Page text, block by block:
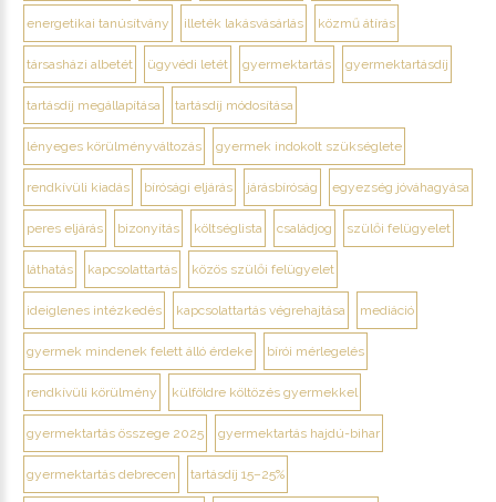
energetikai tanúsítvány illeték lakásvásárlás közmű átírás
társasházi albetét ügyvédi letét gyermektartás gyermektartásdíj
tartásdíj megállapítása tartásdíj módosítása
lényeges körülményváltozás gyermek indokolt szükséglete
rendkívüli kiadás bírósági eljárás járásbíróság egyezség jóváhagyása
peres eljárás bizonyítás költséglista családjog szülői felügyelet
láthatás kapcsolattartás közös szülői felügyelet
ideiglenes intézkedés kapcsolattartás végrehajtása mediáció
gyermek mindenek felett álló érdeke bírói mérlegelés
rendkívüli körülmény külföldre költözés gyermekkel
gyermektartás összege 2025 gyermektartás hajdú-bihar
gyermektartás debrecen tartásdíj 15–25%